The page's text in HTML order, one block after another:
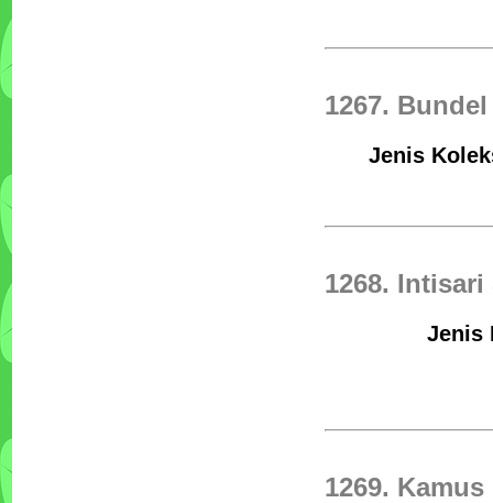
1267.
Jenis
1268. Intisari
Jenis
1269. Kamus